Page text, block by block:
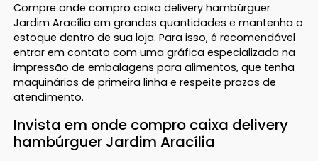
Compre onde compro caixa delivery hambúrguer
Jardim Aracília em grandes quantidades e mantenha o
estoque dentro de sua loja. Para isso, é recomendável
entrar em contato com uma gráfica especializada na
impressão de embalagens para alimentos, que tenha
maquinários de primeira linha e respeite prazos de
atendimento.
Invista em onde compro caixa delivery
hambúrguer Jardim Aracília